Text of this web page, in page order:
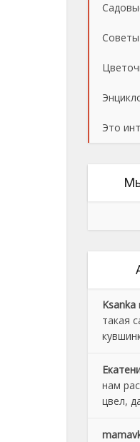
Это
Ksanka
такая
нам
цвел,